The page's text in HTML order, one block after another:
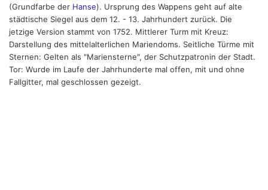
(Grundfarbe der Hanse). Ursprung des Wappens geht auf alte
städtische Siegel aus dem 12. - 13. Jahrhundert zurück. Die
jetzige Version stammt von 1752. Mittlerer Turm mit Kreuz:
Darstellung des mittelalterlichen Mariendoms. Seitliche Türme mit
Sternen: Gelten als "Mariensterne", der Schutzpatronin der Stadt.
Tor: Wurde im Laufe der Jahrhunderte mal offen, mit und ohne
Fallgitter, mal geschlossen gezeigt.